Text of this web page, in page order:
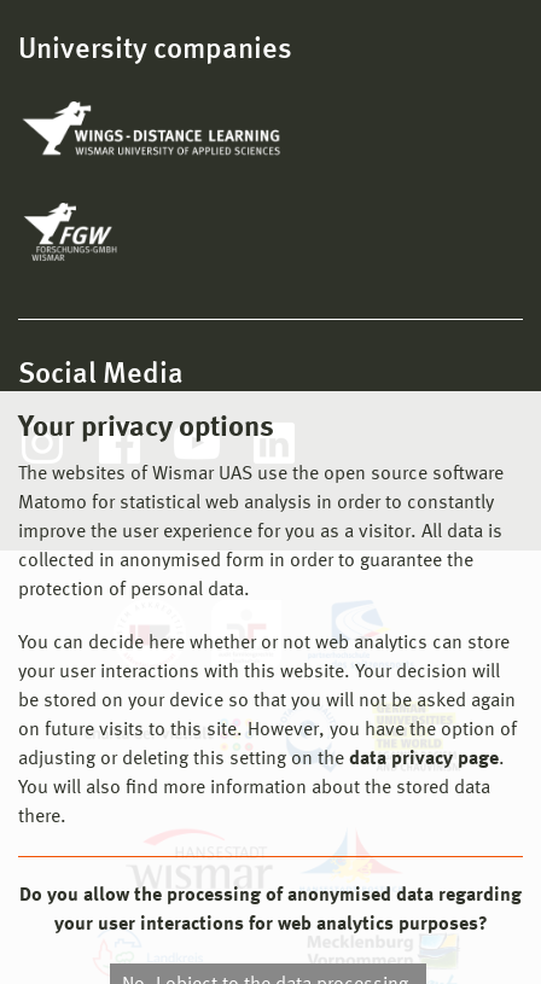
Your privacy options
The websites of Wismar UAS use the open source software
Matomo for statistical web analysis in order to constantly
improve the user experience for you as a visitor. All data is
collected in anonymised form in order to guarantee the
protection of personal data.
You can decide here whether or not web analytics can store
your user interactions with this website. Your decision will
be stored on your device so that you will not be asked again
on future visits to this site. However, you have the option of
adjusting or deleting this setting on the data privacy page.
You will also find more information about the stored data
there.
Do you allow the processing of anonymised data regarding
your user interactions for web analytics purposes?
University companies
Social Media